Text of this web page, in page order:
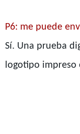
P6: me puede
Sí. Una prueba
logotipo impreso